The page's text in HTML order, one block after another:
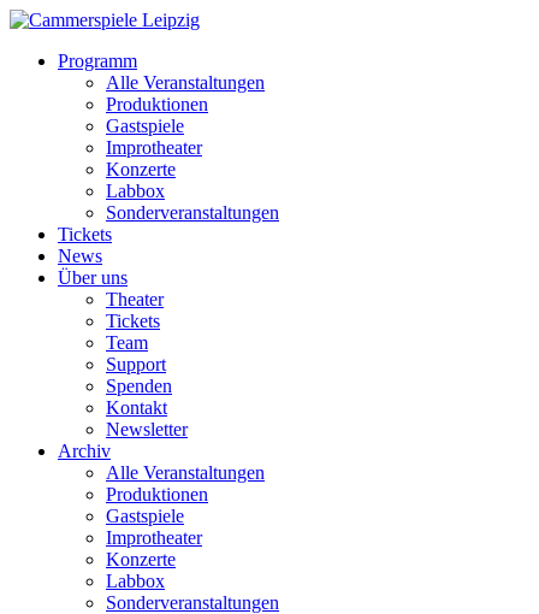
Programm
Alle Veranstaltungen
Produktionen
Gastspiele
Improtheater
Konzerte
Labbox
Sonderveranstaltungen
Tickets
News
Über uns
Theater
Tickets
Team
Support
Spenden
Kontakt
Newsletter
Archiv
Alle Veranstaltungen
Produktionen
Gastspiele
Improtheater
Konzerte
Labbox
Sonderveranstaltungen